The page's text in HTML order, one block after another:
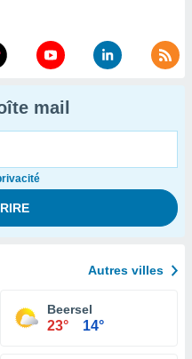
mail
Autres villes
Beersel
23° 14°